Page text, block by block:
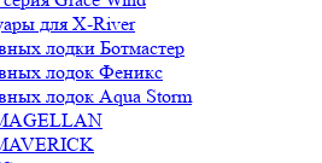
для X-River
лодки Ботмастер
лодок Феникc
лодок Aqua Storm